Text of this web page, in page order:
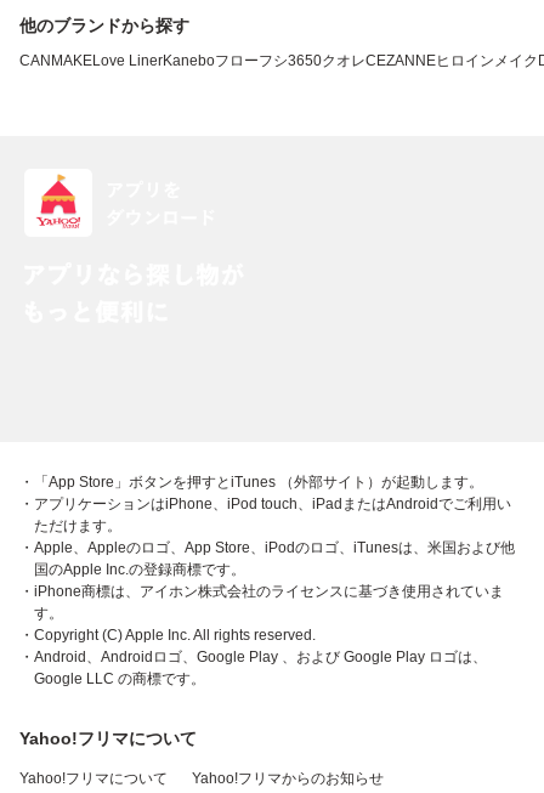
他のブランドから探す
CANMAKELove LinerKaneboフローフシ3650クオレCEZANNEヒロインメイク
・「App Store」ボタンを押すとiTunes （外部サイト）が起動します。
・アプリケーションはiPhone、iPod touch、iPadまたはAndroidでご利用い
ただけます。
・Apple、Appleのロゴ、App Store、iPodのロゴ、iTunesは、米国および他
国のApple Inc.の登録商標です。
・iPhone商標は、アイホン株式会社のライセンスに基づき使用されていま
す。
・Copyright (C) Apple Inc. All rights reserved.
・Android、Androidロゴ、Google Play 、および Google Play ロゴは、
Google LLC の商標です。
Yahoo!フリマについて
Yahoo!フリマについて Yahoo!フリマからのお知らせ